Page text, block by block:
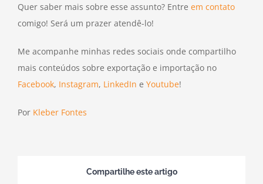
Quer saber mais sobre esse assunto? Entre em contato
comigo! Será um prazer atendê-lo!
Me acompanhe minhas redes sociais onde compartilho
mais conteúdos sobre exportação e importação no
Facebook, Instagram, LinkedIn e Youtube!
Por Kleber Fontes
Compartilhe este artigo